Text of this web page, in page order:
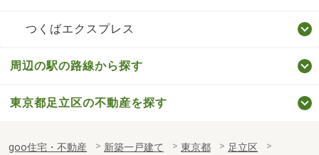
つくばエクスプレス
周辺の駅の路線から探す
東京都足立区の不動産を探す
goo住宅・不動産 新築一戸建て 東京都
足立区